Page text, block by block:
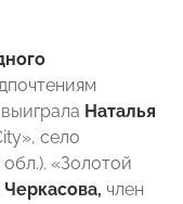
Наталья
село
«Золотой
Черкасова, член